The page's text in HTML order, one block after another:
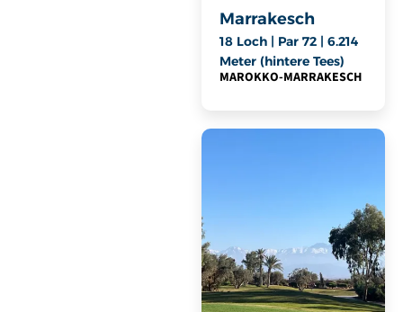
Marrakesch
18 Loch | Par 72 | 6.214
Meter (hintere Tees)
MAROKKO-MARRAKESCH